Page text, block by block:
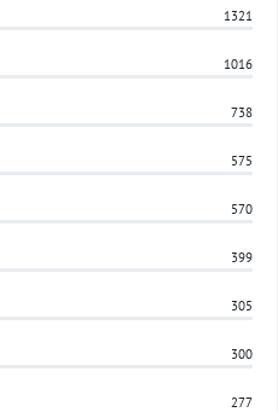
1321
1016
738
575
570
399
305
300
277